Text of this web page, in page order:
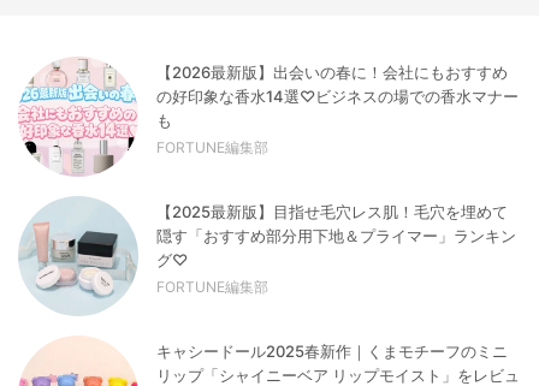
【2026最新版】出会いの春に！会社にもおすすめ
の好印象な香水14選♡ビジネスの場での香水マナー
も
FORTUNE編集部
【2025最新版】目指せ毛穴レス肌！毛穴を埋めて
隠す「おすすめ部分用下地＆プライマー」ランキン
グ♡
FORTUNE編集部
キャシードール2025春新作｜くまモチーフのミニ
リップ「シャイニーベア リップモイスト」をレビュ